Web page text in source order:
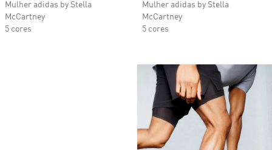
Mulher adidas by Stella
McCartney
5 cores
Mulher adidas by Stella
McCartney
5 cores